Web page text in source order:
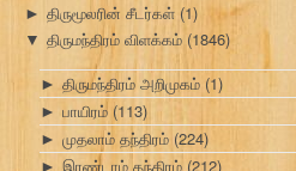
► திருமூலரின் சீடர்கள் (1)
▼ திருமந்திரம் விளக்கம் (1846)
► திருமந்திரம் அறிமுகம் (1)
► பாயிரம் (113)
► முதலாம் தந்திரம் (224)
► இரண்டாம் தந்திரம் (212)